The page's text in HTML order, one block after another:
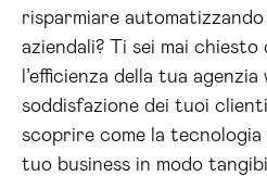
risparmiare
aziendali? Ti sei mai chiesto
l’efficienza della tua
soddisfazione dei tuoi
scoprire come la tecnologia
tuo business in modo